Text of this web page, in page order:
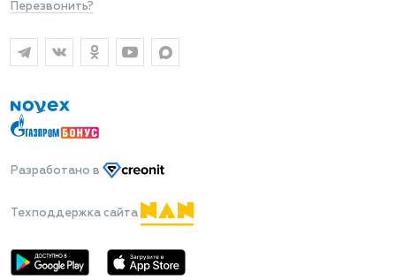
Перезвонить?
Разработано в
Техподдержка сайта